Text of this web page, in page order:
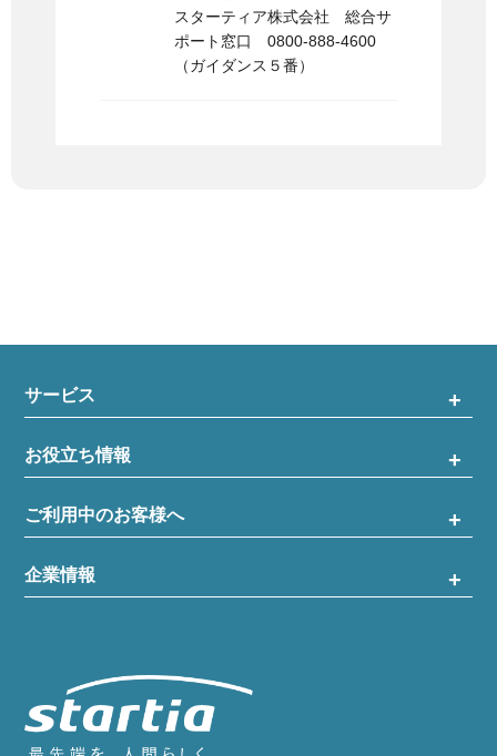
スターティア株式会社 総合サ
ポート窓口 0800-888-4600
（ガイダンス５番）
サービス
お役立ち情報
ご利用中のお客様へ
企業情報